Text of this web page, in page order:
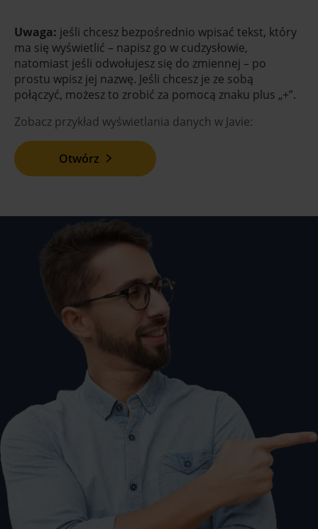
Uwaga: jeśli chcesz bezpośrednio wpisać tekst, który
ma się wyświetlić – napisz go w cudzysłowie,
natomiast jeśli odwołujesz się do zmiennej – po
prostu wpisz jej nazwę. Jeśli chcesz je ze sobą
połączyć, możesz to zrobić za pomocą znaku plus „+”.
Zobacz przykład wyświetlania danych w Javie:
Otwórz